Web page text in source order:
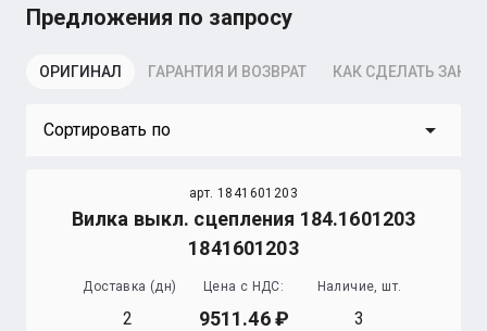
Предложения по запросу
ОРИГИНАЛ ГАРАНТИЯ И ВОЗВРАТ КАК СДЕЛАТЬ
Сортировать по arrow_drop_down
арт. 1841601203
Вилка выкл. сцепления 184.1601203
1841601203
Доставка (дн)
2
Цена с НДС:
9511.46
Наличие, шт.
3